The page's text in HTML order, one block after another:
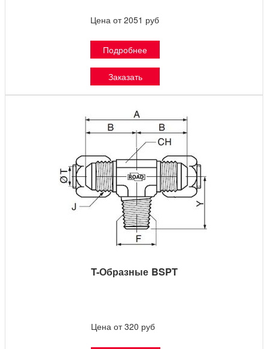
Цена от 2051 руб
Подробнее
Заказать
T-Образные BSPT
Цена от 320 руб